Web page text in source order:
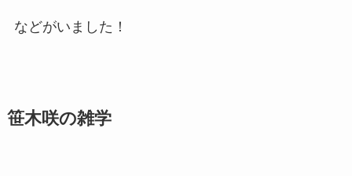
などがいました！
笹木咲の雑学